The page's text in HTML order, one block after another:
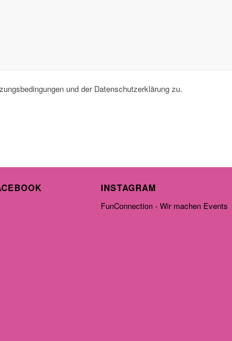
und der Datenschutzerklärung zu.
INSTAGRAM
FunConnection - Wir machen Events